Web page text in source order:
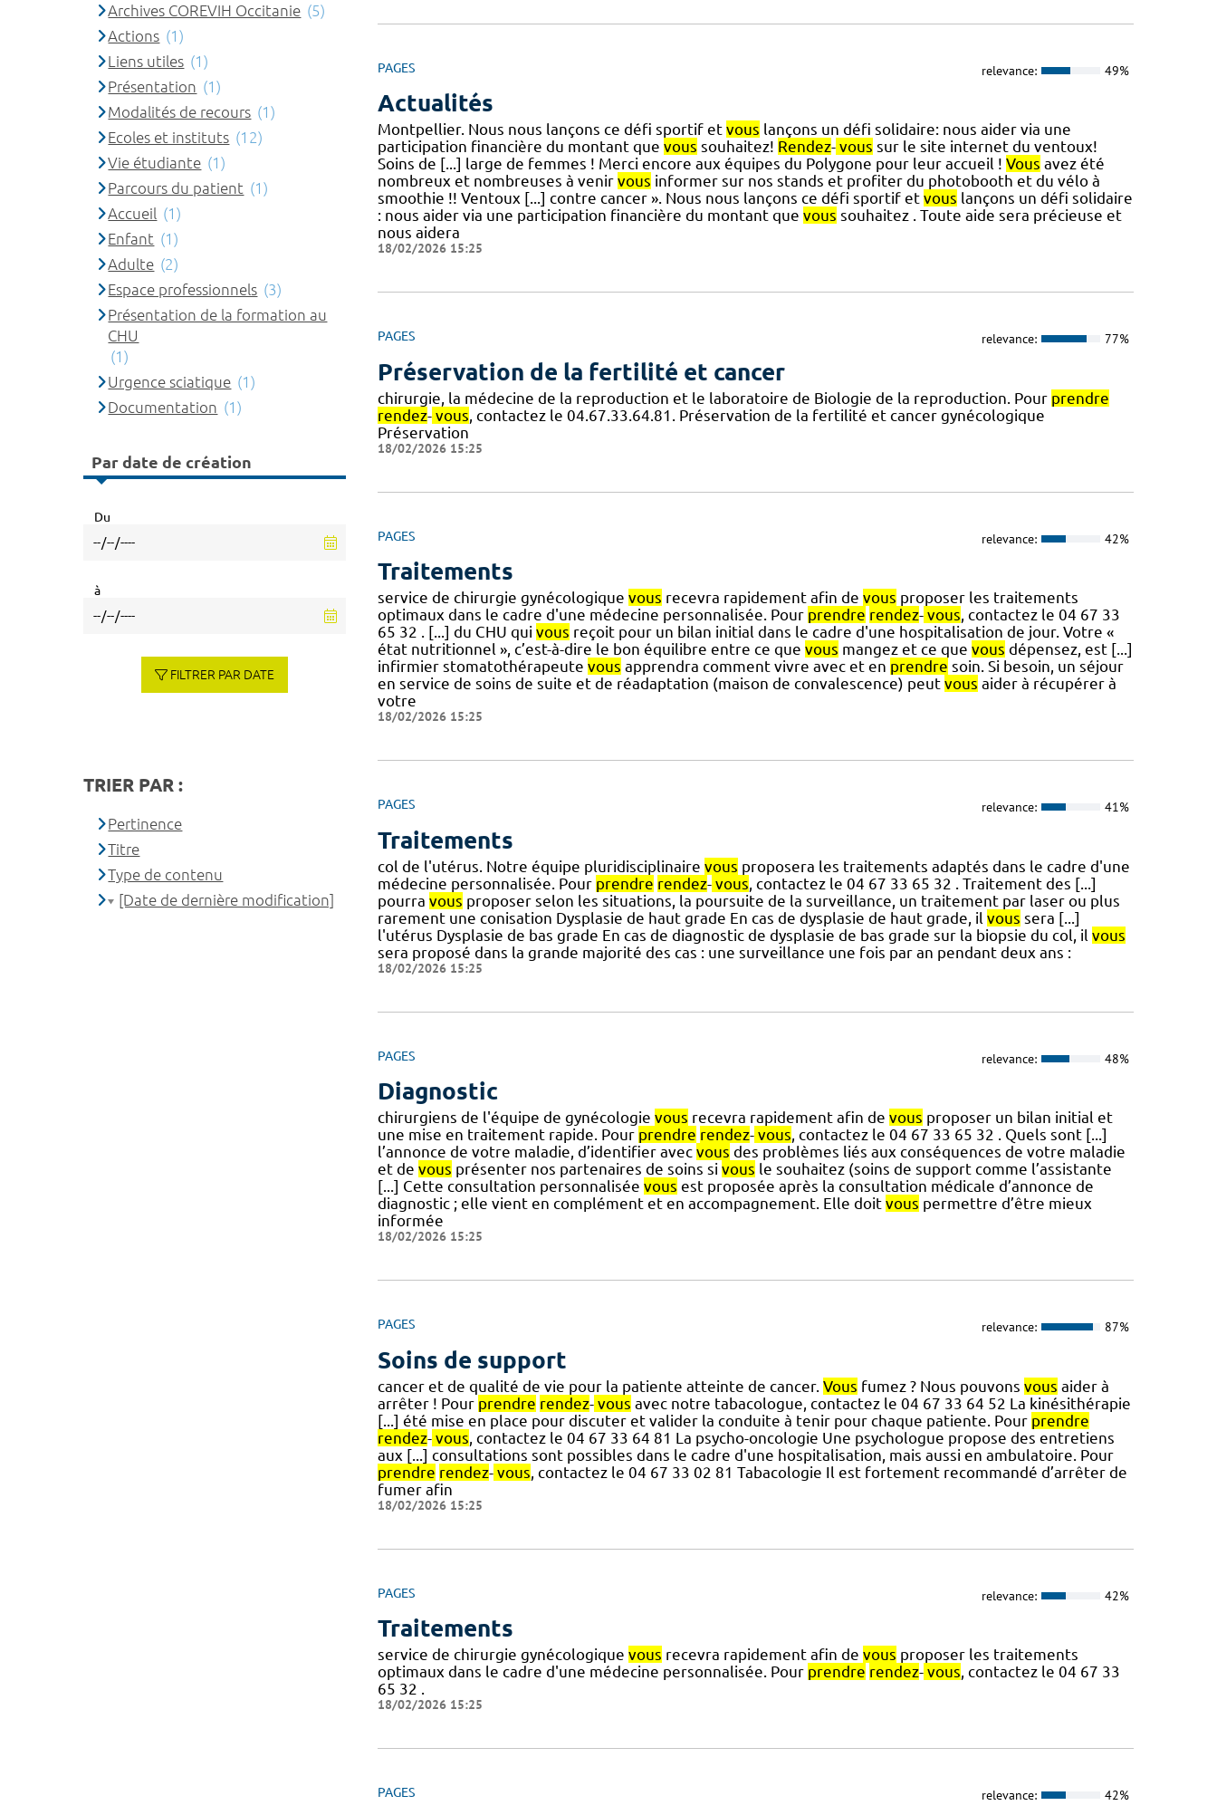
PAGES relevance: 49%
Actualités
Montpellier. Nous nous lançons ce défi sportif et vous lançons un défi solidaire: nous aider via une
participation financière du montant que vous souhaitez! Rendez- vous sur le site internet du ventoux!
Soins de [...] large de femmes ! Merci encore aux équipes du Polygone pour leur accueil ! Vous avez été
nombreux et nombreuses à venir vous informer sur nos stands et profiter du photobooth et du vélo à
smoothie !! Ventoux [...] contre cancer ». Nous nous lançons ce défi sportif et vous lançons un défi solidaire
: nous aider via une participation financière du montant que vous souhaitez . Toute aide sera précieuse et
nous aidera
18/02/2026 15:25
PAGES relevance: 77%
Préservation de la fertilité et cancer
chirurgie, la médecine de la reproduction et le laboratoire de Biologie de la reproduction. Pour prendre
rendez- vous, contactez le 04.67.33.64.81. Préservation de la fertilité et cancer gynécologique
Préservation
18/02/2026 15:25
PAGES relevance: 42%
Traitements
service de chirurgie gynécologique vous recevra rapidement afin de vous proposer les traitements
optimaux dans le cadre d'une médecine personnalisée. Pour prendre rendez- vous, contactez le 04 67 33
65 32 . [...] du CHU qui vous reçoit pour un bilan initial dans le cadre d'une hospitalisation de jour. Votre «
état nutritionnel », c’est-à-dire le bon équilibre entre ce que vous mangez et ce que vous dépensez, est [...]
infirmier stomatothérapeute vous apprendra comment vivre avec et en prendre soin. Si besoin, un séjour
en service de soins de suite et de réadaptation (maison de convalescence) peut vous aider à récupérer à
votre
18/02/2026 15:25
PAGES relevance: 41%
Traitements
col de l'utérus. Notre équipe pluridisciplinaire vous proposera les traitements adaptés dans le cadre d'une
médecine personnalisée. Pour prendre rendez- vous, contactez le 04 67 33 65 32 . Traitement des [...]
pourra vous proposer selon les situations, la poursuite de la surveillance, un traitement par laser ou plus
rarement une conisation Dysplasie de haut grade En cas de dysplasie de haut grade, il vous sera [...]
l'utérus Dysplasie de bas grade En cas de diagnostic de dysplasie de bas grade sur la biopsie du col, il vous
sera proposé dans la grande majorité des cas : une surveillance une fois par an pendant deux ans :
18/02/2026 15:25
PAGES relevance: 48%
Diagnostic
chirurgiens de l'équipe de gynécologie vous recevra rapidement afin de vous proposer un bilan initial et
une mise en traitement rapide. Pour prendre rendez- vous, contactez le 04 67 33 65 32 . Quels sont [...]
l’annonce de votre maladie, d’identifier avec vous des problèmes liés aux conséquences de votre maladie
et de vous présenter nos partenaires de soins si vous le souhaitez (soins de support comme l’assistante
[...] Cette consultation personnalisée vous est proposée après la consultation médicale d’annonce de
diagnostic ; elle vient en complément et en accompagnement. Elle doit vous permettre d’être mieux
informée
18/02/2026 15:25
PAGES relevance: 87%
Soins de support
cancer et de qualité de vie pour la patiente atteinte de cancer. Vous fumez ? Nous pouvons vous aider à
arrêter ! Pour prendre rendez- vous avec notre tabacologue, contactez le 04 67 33 64 52 La kinésithérapie
[...] été mise en place pour discuter et valider la conduite à tenir pour chaque patiente. Pour prendre
rendez- vous, contactez le 04 67 33 64 81 La psycho-oncologie Une psychologue propose des entretiens
aux [...] consultations sont possibles dans le cadre d'une hospitalisation, mais aussi en ambulatoire. Pour
prendre rendez- vous, contactez le 04 67 33 02 81 Tabacologie Il est fortement recommandé d’arrêter de
fumer afin
18/02/2026 15:25
PAGES relevance: 42%
Traitements
service de chirurgie gynécologique vous recevra rapidement afin de vous proposer les traitements
optimaux dans le cadre d'une médecine personnalisée. Pour prendre rendez- vous, contactez le 04 67 33
65 32 .
18/02/2026 15:25
PAGES relevance: 42%
Archives COREVIH Occitanie (5)
Actions (1)
Liens utiles (1)
Présentation (1)
Modalités de recours (1)
Ecoles et instituts (12)
Vie étudiante (1)
Parcours du patient (1)
Accueil (1)
Enfant (1)
Adulte (2)
Espace professionnels (3)
Présentation de la formation au
CHU
(1)
Urgence sciatique (1)
Documentation (1)
Par date de création
Du
à
FILTRER PAR DATE
TRIER PAR :
Pertinence
Titre
Type de contenu
[Date de dernière modification]